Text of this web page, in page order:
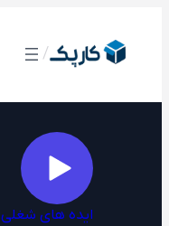
/
ایده های شغلی